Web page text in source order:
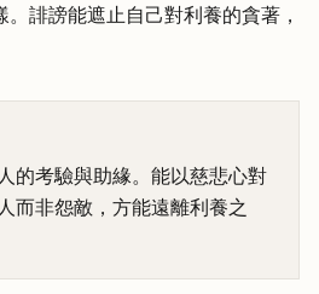
誹謗能遮止自己對利養的貪著，
的考驗與助緣。能以慈悲心對
而非怨敵，方能遠離利養之